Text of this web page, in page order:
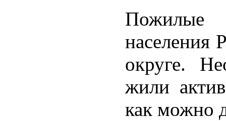
Пожилые
населения
округе.
жили
как можно